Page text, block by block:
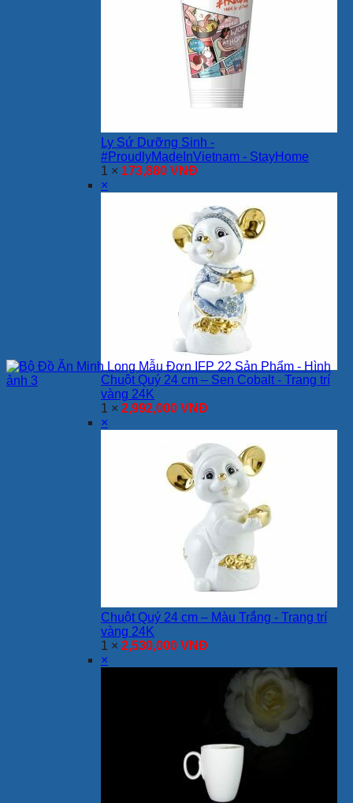
Ly Sứ Dưỡng Sinh -
#ProudlyMadeInVietnam - StayHome
1 × 173,880 VNĐ
×
Chuột Quý 24 cm – Sen Cobalt - Trang trí
vàng 24K
1 × 2,992,000 VNĐ
×
Chuột Quý 24 cm – Màu Trắng - Trang trí
vàng 24K
1 × 2,530,000 VNĐ
×